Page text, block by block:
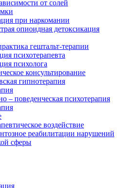
от солей
при наркомании
опиоидная детоксикация
гештальт-терапии
психотерапевта
психолога
консультирование
гипнотерапия
– поведенческая психотерапия
воздействие
реабилитации нарушений
сферы